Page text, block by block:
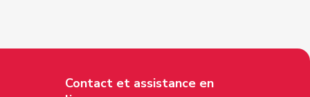
Contact et assistance en